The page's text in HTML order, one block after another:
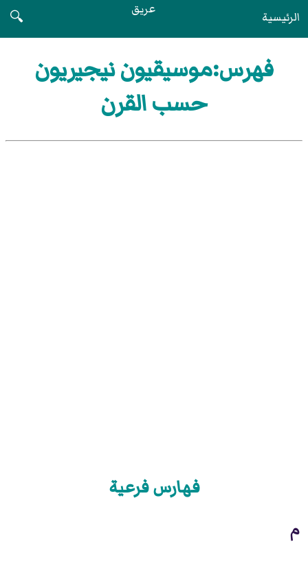
الرئيسية عريق
🔍
فهرس:موسيقيون نيجيريون
حسب القرن
فهارس فرعية
م